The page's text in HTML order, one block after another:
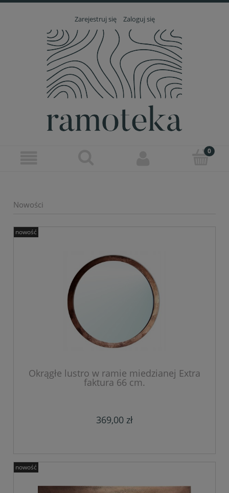
Zarejestruj się Zaloguj się
Nowości
Okrągłe lustro w ramie miedzianej Extra
faktura 66 cm.
369,00 zł
nowość
nowość